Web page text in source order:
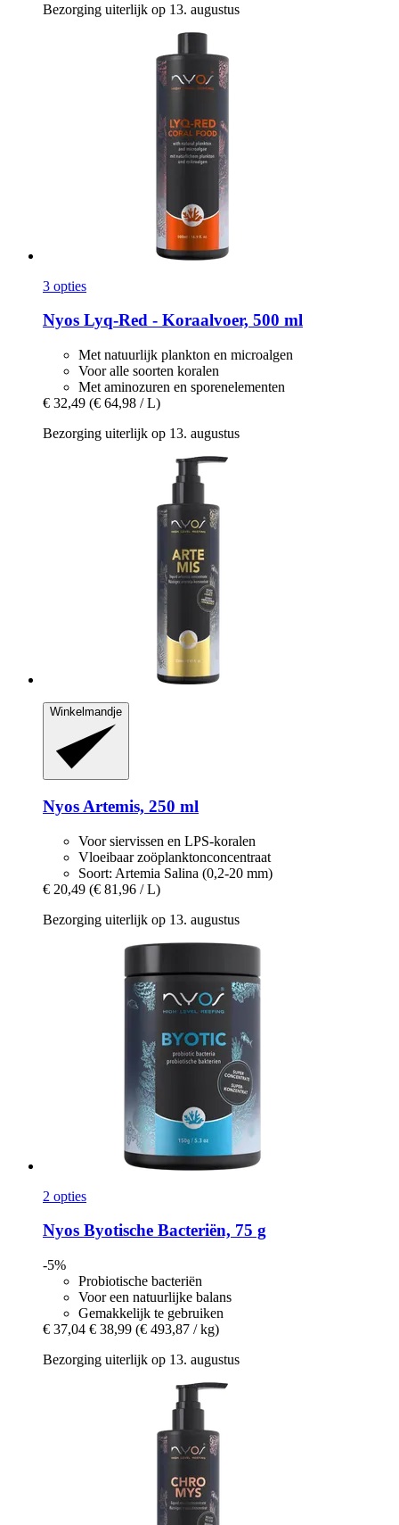
Bezorging uiterlijk op 13. augustus
3 opties
Nyos Lyq-​Red -​ Koraalvoer, 500 ml
Met natuurlijk plankton en microalgen
Voor alle soorten koralen
Met aminozuren en sporenelementen
€ 32,49 (€ 64,98 / L)
Bezorging uiterlijk op 13. augustus
Winkelmandje
Nyos Artemis, 250 ml
Voor siervissen en LPS-koralen
Vloeibaar zoöplanktonconcentraat
Soort: Artemia Salina (0,2-20 mm)
€ 20,49 (€ 81,96 / L)
Bezorging uiterlijk op 13. augustus
2 opties
Nyos Byotische Bacteriën, 75 g
-5%
Probiotische bacteriën
Voor een natuurlijke balans
Gemakkelijk te gebruiken
€ 37,04 € 38,99 (€ 493,87 / kg)
Bezorging uiterlijk op 13. augustus